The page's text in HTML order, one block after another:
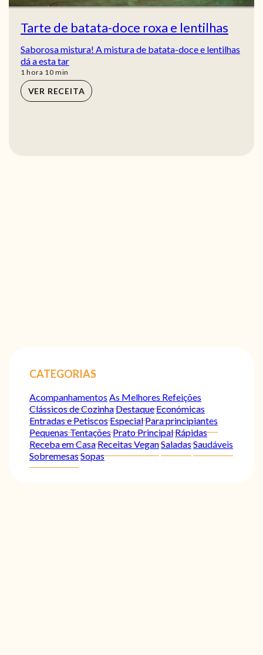
Tarte de batata-doce roxa e lentilhas
Saborosa mistura! A mistura de batata-doce e lentilhas
dá a esta tar
1 hora
hora 10min
min
VER RECEITA
CATEGORIAS
Acompanhamentos As Melhores Refeições
Clássicos de CozinhaDestaqueEconómicas
Entradas e PetiscosEspecialPara principiantes
Pequenas TentaçõesPrato PrincipalRápidas
Receba em CasaReceitas VeganSaladasSaudáveis
SobremesasSopas